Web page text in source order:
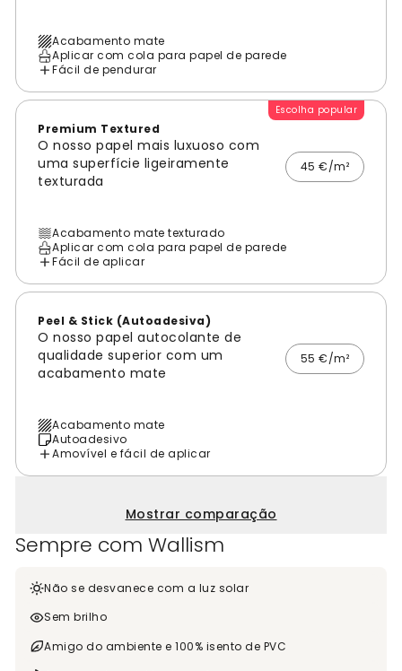
Acabamento mate
Aplicar com cola para papel de parede
Fácil de pendurar
Escolha popular
Premium Textured
O nosso papel mais luxuoso com
uma superfície ligeiramente
texturada
45 €/m²
Acabamento mate texturado
Aplicar com cola para papel de parede
Fácil de aplicar
Peel & Stick (Autoadesiva)
O nosso papel autocolante de
qualidade superior com um
acabamento mate
55 €/m²
Acabamento mate
Autoadesivo
Amovível e fácil de aplicar
Mostrar comparação
Sempre com Wallism
Não se desvanece com a luz solar
Sem brilho
Amigo do ambiente e 100% isento de PVC